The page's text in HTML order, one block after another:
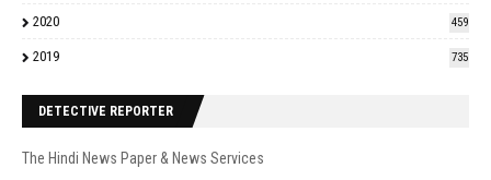
2020 459
2019 735
DETECTIVE REPORTER
The Hindi News Paper & News Services